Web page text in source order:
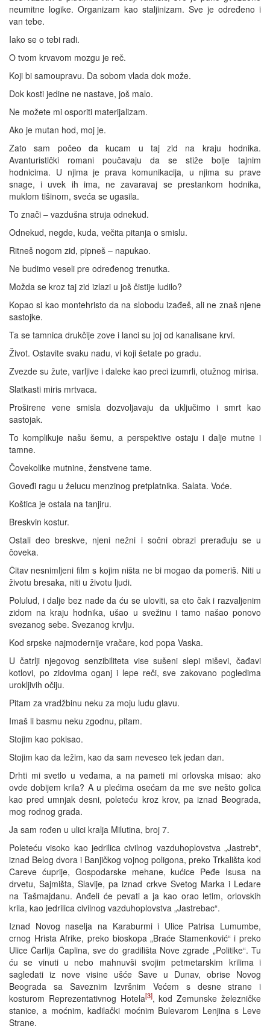
neumitne logike. Organizam kao staljinizam. Sve je određeno i
van tebe.
Iako se o tebi radi.
O tvom krvavom mozgu je reč.
Koji bi samoupravu. Da sobom vlada dok može.
Dok kosti jedine ne nastave, još malo.
Ne možete mi osporiti materijalizam.
Ako je mutan hod, moj je.
Zato sam počeo da kucam u taj zid na kraju hodnika.
Avanturistički romani poučavaju da se stiže bolje tajnim
hodnicima. U njima je prava komunikacija, u njima su prave
snage, i uvek ih ima, ne zavaravaj se prestankom hodnika,
muklom tišinom, sveća se ugasila.
To znači – vazdušna struja odnekud.
Odnekud, negde, kuda, večita pitanja o smislu.
Ritneš nogom zid, pipneš – napukao.
Ne budimo veseli pre određenog trenutka.
Možda se kroz taj zid izlazi u još čistije ludilo?
Kopao si kao montehristo da na slobodu izađeš, ali ne znaš njene
sastojke.
Ta se tamnica drukčije zove i lanci su joj od kanalisane krvi.
Život. Ostavite svaku nadu, vi koji šetate po gradu.
Zvezde su žute, varljive i daleke kao preci izumrli, otužnog mirisa.
Slatkasti miris mrtvaca.
Proširene vene smisla dozvoljavaju da uključimo i smrt kao
sastojak.
To komplikuje našu šemu, a perspektive ostaju i dalje mutne i
tamne.
Čovekolike mutnine, ženstvene tame.
Goveđi ragu u želucu menzinog pretplatnika. Salata. Voće.
Koštica je ostala na tanjiru.
Breskvin kostur.
Ostali deo breskve, njeni nežni i sočni obrazi prerađuju se u
čoveka.
Čitav nesnimljeni film s kojim ništa ne bi mogao da pomeriš. Niti u
životu bresaka, niti u životu ljudi.
Polulud, i dalje bez nade da ću se uloviti, sa eto čak i razvaljenim
zidom na kraju hodnika, ušao u svežinu i tamo našao ponovo
svezanog sebe. Svezanog krvlju.
Kod srpske najmodernije vračare, kod popa Vaska.
U čatrlji njegovog senzibiliteta vise sušeni slepi miševi, čađavi
kotlovi, po zidovima oganj i lepe reči, sve zakovano pogledima
urokljivih očiju.
Pitam za vradžbinu neku za moju ludu glavu.
Imaš li basmu neku zgodnu, pitam.
Stojim kao pokisao.
Stojim kao da ležim, kao da sam neveseo tek jedan dan.
Drhti mi svetlo u veđama, a na pameti mi orlovska misao: ako
ovde dobijem krila? A u plećima osećam da me sve nešto golica
kao pred umnjak desni, poleteću kroz krov, pa iznad Beograda,
mog rodnog grada.
Ja sam rođen u ulici kralja Milutina, broj 7.
Poleteću visoko kao jedrilica civilnog vazduhoplovstva „Jastreb“,
iznad Belog dvora i Banjičkog vojnog poligona, preko Trkališta kod
Careve ćuprije, Gospodarske mehane, kućice Peđe Isusa na
drvetu, Sajmišta, Slavije, pa iznad crkve Svetog Marka i Ledare
na Tašmajdanu. Anđeli će pevati a ja kao orao letim, orlovskih
krila, kao jedrilica civilnog vazduhoplovstva „Jastrebac“.
Iznad Novog naselja na Karaburmi i Ulice Patrisa Lumumbe,
crnog Hrista Afrike, preko bioskopa „Braće Stamenković“ i preko
Ulice Čarlija Čaplina, sve do gradilišta Nove zgrade „Politike“. Tu
ću se vinuti u nebo mahnuvši svojim petmetarskim krilima i
sagledati iz nove visine ušće Save u Dunav, obrise Novog
Beograda sa Saveznim Izvršnim Većem s desne strane i
kosturom Reprezentativnog Hotela[3], kod Zemunske železničke
stanice, a moćnim, kadilački moćnim Bulevarom Lenjina s Leve
Strane.